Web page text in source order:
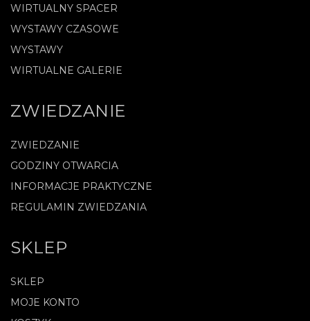
WIRTUALNY SPACER
WYSTAWY CZASOWE
WYSTAWY
WIRTUALNE GALERIE
ZWIEDZANIE
ZWIEDZANIE
GODZINY OTWARCIA
INFORMACJE PRAKTYCZNE
REGULAMIN ZWIEDZANIA
SKLEP
SKLEP
MOJE KONTO